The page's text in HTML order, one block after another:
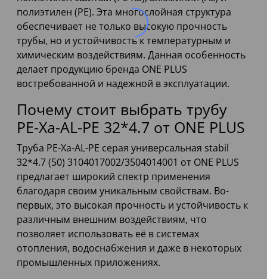
полиэтилен (PE). Эта многослойная структура
обеспечивает не только высокую прочность
трубы, но и устойчивость к температурным и
химическим воздействиям. Данная особенность
делает продукцию бренда ONE PLUS
востребованной и надежной в эксплуатации.
Почему стоит выбрать трубу
PE-Xa-AL-PE 32*4.7 от ONE PLUS
Труба PE-Xa-AL-PE серая универсальная stabil
32*4.7 (50) 3104017002/3504014001 от ONE PLUS
предлагает широкий спектр применения
благодаря своим уникальным свойствам. Во-
первых, это высокая прочность и устойчивость к
различным внешним воздействиям, что
позволяет использовать её в системах
отопления, водоснабжения и даже в некоторых
промышленных приложениях.